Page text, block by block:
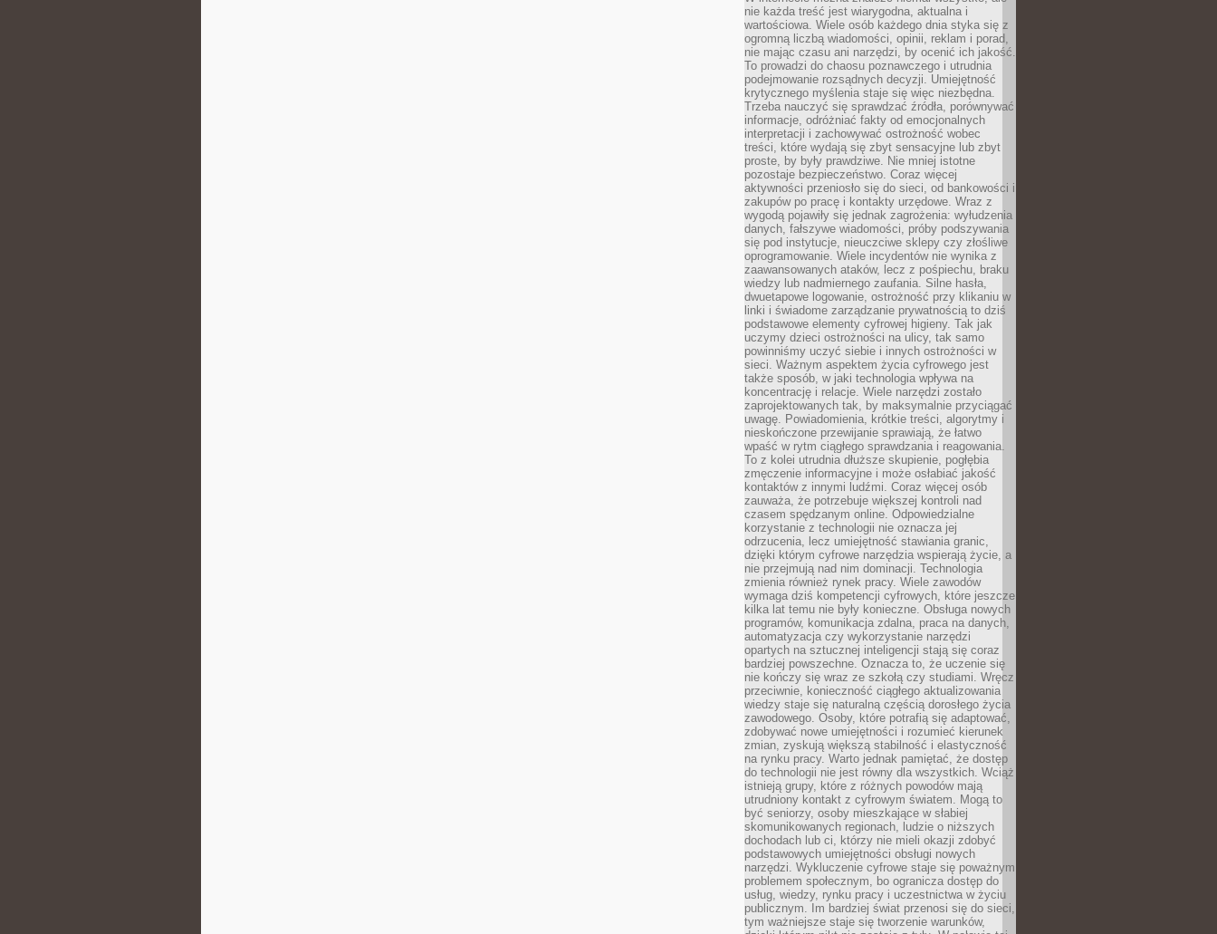
nie każda treść jest wiarygodna, aktualna i
wartościowa. Wiele osób każdego dnia styka się z
ogromną liczbą wiadomości, opinii, reklam i porad,
nie mając czasu ani narzędzi, by ocenić ich jakość.
To prowadzi do chaosu poznawczego i utrudnia
podejmowanie rozsądnych decyzji. Umiejętność
krytycznego myślenia staje się więc niezbędna.
Trzeba nauczyć się sprawdzać źródła, porównywać
informacje, odróżniać fakty od emocjonalnych
interpretacji i zachowywać ostrożność wobec
treści, które wydają się zbyt sensacyjne lub zbyt
proste, by były prawdziwe. Nie mniej istotne
pozostaje bezpieczeństwo. Coraz więcej
aktywności przeniosło się do sieci, od bankowości i
zakupów po pracę i kontakty urzędowe. Wraz z
wygodą pojawiły się jednak zagrożenia: wyłudzenia
danych, fałszywe wiadomości, próby podszywania
się pod instytucje, nieuczciwe sklepy czy złośliwe
oprogramowanie. Wiele incydentów nie wynika z
zaawansowanych ataków, lecz z pośpiechu, braku
wiedzy lub nadmiernego zaufania. Silne hasła,
dwuetapowe logowanie, ostrożność przy klikaniu w
linki i świadome zarządzanie prywatnością to dziś
podstawowe elementy cyfrowej higieny. Tak jak
uczymy dzieci ostrożności na ulicy, tak samo
powinniśmy uczyć siebie i innych ostrożności w
sieci. Ważnym aspektem życia cyfrowego jest
także sposób, w jaki technologia wpływa na
koncentrację i relacje. Wiele narzędzi zostało
zaprojektowanych tak, by maksymalnie przyciągać
uwagę. Powiadomienia, krótkie treści, algorytmy i
nieskończone przewijanie sprawiają, że łatwo
wpaść w rytm ciągłego sprawdzania i reagowania.
To z kolei utrudnia dłuższe skupienie, pogłębia
zmęczenie informacyjne i może osłabiać jakość
kontaktów z innymi ludźmi. Coraz więcej osób
zauważa, że potrzebuje większej kontroli nad
czasem spędzanym online. Odpowiedzialne
korzystanie z technologii nie oznacza jej
odrzucenia, lecz umiejętność stawiania granic,
dzięki którym cyfrowe narzędzia wspierają życie, a
nie przejmują nad nim dominacji. Technologia
zmienia również rynek pracy. Wiele zawodów
wymaga dziś kompetencji cyfrowych, które jeszcze
kilka lat temu nie były konieczne. Obsługa nowych
programów, komunikacja zdalna, praca na danych,
automatyzacja czy wykorzystanie narzędzi
opartych na sztucznej inteligencji stają się coraz
bardziej powszechne. Oznacza to, że uczenie się
nie kończy się wraz ze szkołą czy studiami. Wręcz
przeciwnie, konieczność ciągłego aktualizowania
wiedzy staje się naturalną częścią dorosłego życia
zawodowego. Osoby, które potrafią się adaptować,
zdobywać nowe umiejętności i rozumieć kierunek
zmian, zyskują większą stabilność i elastyczność
na rynku pracy. Warto jednak pamiętać, że dostęp
do technologii nie jest równy dla wszystkich. Wciąż
istnieją grupy, które z różnych powodów mają
utrudniony kontakt z cyfrowym światem. Mogą to
być seniorzy, osoby mieszkające w słabiej
skomunikowanych regionach, ludzie o niższych
dochodach lub ci, którzy nie mieli okazji zdobyć
podstawowych umiejętności obsługi nowych
narzędzi. Wykluczenie cyfrowe staje się poważnym
problemem społecznym, bo ogranicza dostęp do
usług, wiedzy, rynku pracy i uczestnictwa w życiu
publicznym. Im bardziej świat przenosi się do sieci,
tym ważniejsze staje się tworzenie warunków,